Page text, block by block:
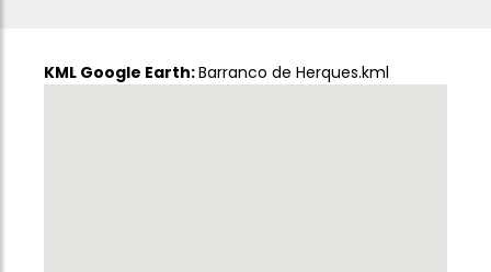
KML Google Earth:Barranco de Herques.kml